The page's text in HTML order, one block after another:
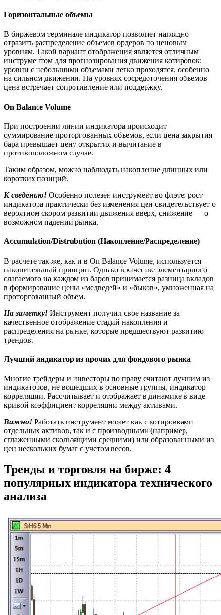
Горизонтальные объемы
В биржевом терминале индикатор позволяет наглядно
отразить распределение объемов ордеров по ценовым
уровням. Такой вариант отображения является отличным
инструментом для прогнозирования движения котировок:
уровни с небольшими объемами легко проходятся, особенно
на сильном движении. На уровнях сосредоточения объемов
цена встречает сопротивление или поддержку.
On Balance Volume
При построении линии индикатора происходит
суммирование проторгованных объемов, если цена закрытия
бара превышает цену открытия и вычитание в
противоположном случае.
Таким образом, можно наблюдать накопление длинных или
коротких позиций.
К сведению! Особенно полезен инструмент во флэте: рост
индикатора практически без изменения цен свидетельствует о
вероятном скором развитии движения вверх, снижение — о
возможном падении рынка.
Accumulation/Distrubution (Накопление/Распределение)
В расчете так же, как и в On Balance Volume, используется
накопительный принцип. Однако в качестве элементарного
слагаемого на каждом из баров принимается разница вкладов
в формирование цены «медведей» и «быков», умноженная на
проторгованный объем.
На заметку! Инструмент получил свое название за
качественное отображение стадий накопления и
распределения на рынке, которые предшествуют развитию
трендов.
Лучший индикатор из прочих для фондового рынка
Многие трейдеры и инвесторы по праву считают лучшим из
индикаторов, не вошедших в основные группы, индикатор
корреляции. Рассчитывает и отображает в динамике в виде
кривой коэффициент корреляции между активами.
Важно! Работать инструмент может как с котировками
отдельных активов, так и с производными (например,
сглаженными скользящими средними) или образованными из
цен нескольких бумаг с учетом весов.
Тренды и торговля на бирже: 4
популярных индикатора технического
анализа